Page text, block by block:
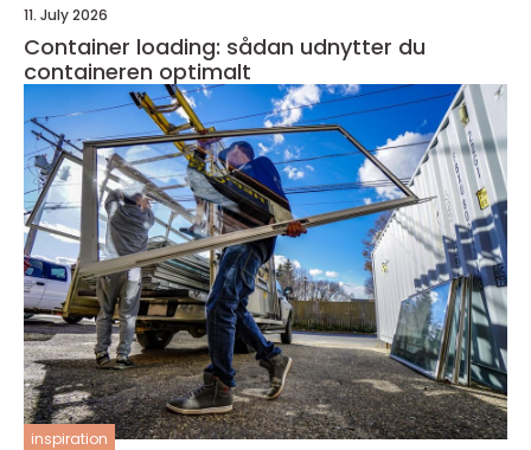
11. July 2026
Container loading: sådan udnytter du
containeren optimalt
inspiration